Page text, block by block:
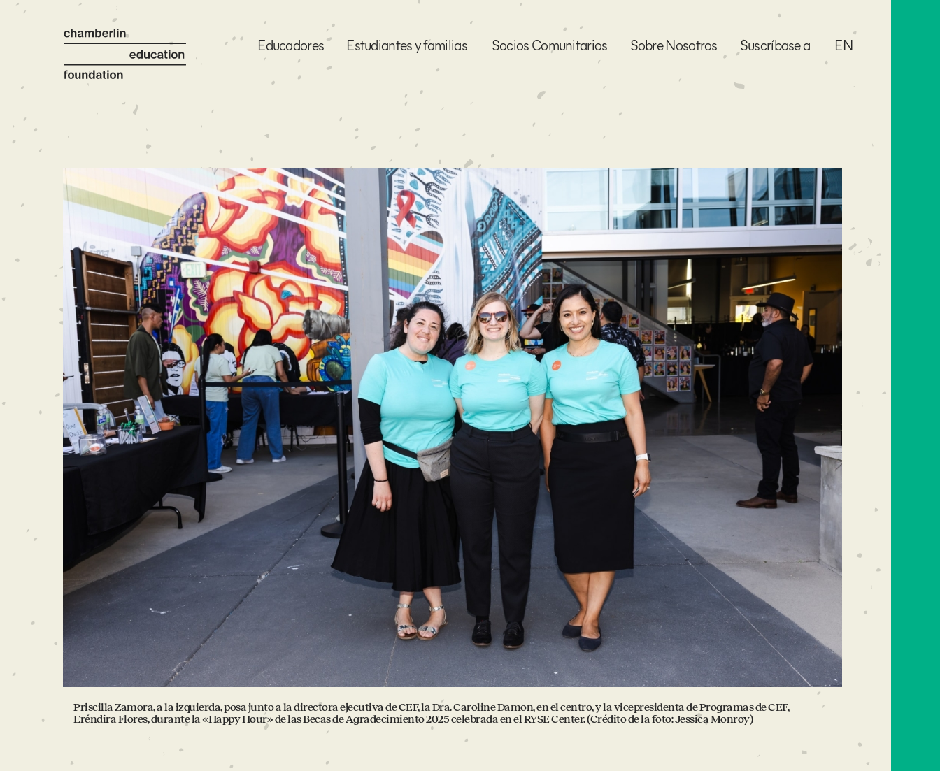
Educadores Estudiantes y familias Socios Comunitarios Sobre Nosotros Suscríbase a EN
Priscilla Zamora, a la izquierda, posa junto a la directora ejecutiva de CEF, la Dra. Caroline Damon, en el centro, y la vicepresidenta de Programas de CEF,
Eréndira Flores, durante la «Happy Hour» de las Becas de Agradecimiento 2025 celebrada en el RYSE Center. (Crédito de la foto: Jessica Monroy)